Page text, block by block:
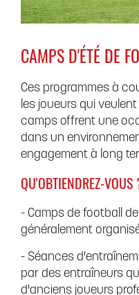
CAMPS D'ÉTÉ DE
Ces programmes à
les joueurs qui veulent
camps offrent une
dans un
engagement à long
QU'OBTIENDREZ-VOUS
- Camps de football
généralement
- Séances
par des entraîneurs
d'anciens joueurs